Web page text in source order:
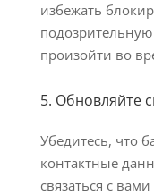
избежать
произойти во
5. Обновляйте
Убедитесь, что
контактные
связаться с